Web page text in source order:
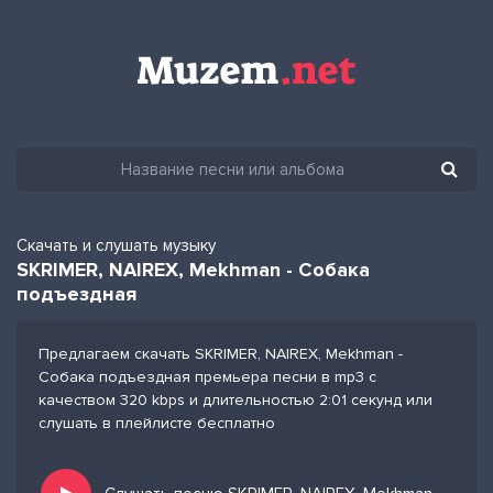
Скачать и слушать музыку
SKRIMER, NAIREX, Mekhman - Собака
подъездная
Предлагаем скачать SKRIMER, NAIREX, Mekhman -
Собака подъездная премьера песни в mp3 с
качеством 320 kbps и длительностью 2:01 секунд или
слушать в плейлисте бесплатно